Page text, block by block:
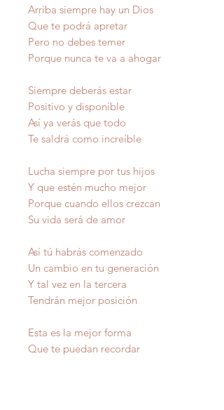
Arriba siempre hay un Dios
Que te podrá apretar
Pero no debes temer
Porque nunca te va a ahogar
Siempre deberás estar
Positivo y disponible
Así ya verás que todo
Te saldrá como increíble
Lucha siempre por tus hijos
Y que estén mucho mejor
Porque cuando ellos crezcan
Su vida será de amor
Así tú habrás comenzado
Un cambio en tu generación
Y tal vez en la tercera
Tendrán mejor posición
Esta es la mejor forma
Que te puedan recordar